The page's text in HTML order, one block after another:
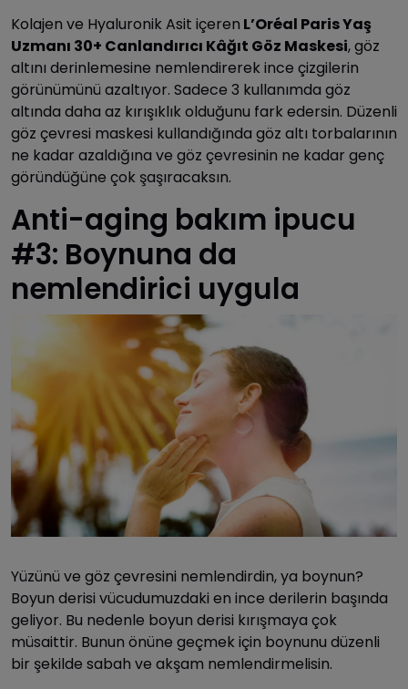
Kolajen ve Hyaluronik Asit içeren L’Oréal Paris Yaş
Uzmanı 30+ Canlandırıcı Kâğıt Göz Maskesi, göz
altını derinlemesine nemlendirerek ince çizgilerin
görünümünü azaltıyor. Sadece 3 kullanımda göz
altında daha az kırışıklık olduğunu fark edersin. Düzenli
göz çevresi maskesi kullandığında göz altı torbalarının
ne kadar azaldığına ve göz çevresinin ne kadar genç
göründüğüne çok şaşıracaksın.
Anti-aging bakım ipucu
#3: Boynuna da
nemlendirici uygula
Yüzünü ve göz çevresini nemlendirdin, ya boynun?
Boyun derisi vücudumuzdaki en ince derilerin başında
geliyor. Bu nedenle boyun derisi kırışmaya çok
müsaittir. Bunun önüne geçmek için boynunu düzenli
bir şekilde sabah ve akşam nemlendirmelisin.